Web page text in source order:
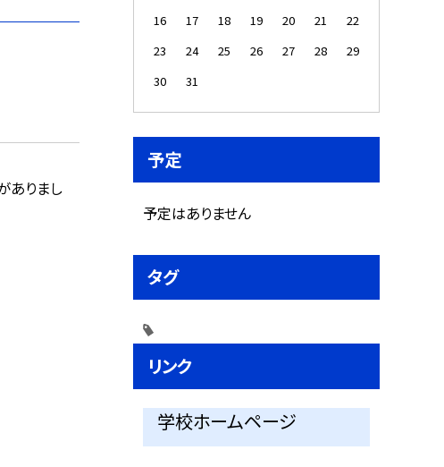
ありまし
16
17 18 19 20 21
22
23
24 25 26 27 28
29
30
31
予定
予定はありません
タグ
リンク
学校ホームページ